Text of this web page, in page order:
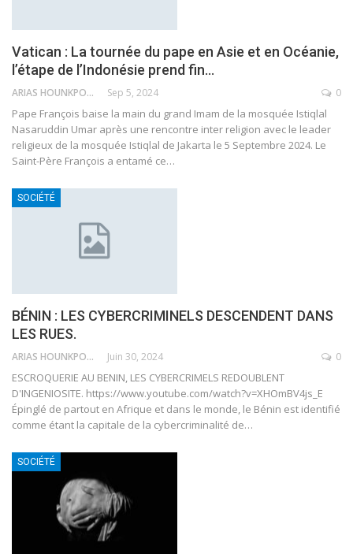
Vatican : La tournée du pape en Asie et en Océanie,
l’étape de l’Indonésie prend fin…
ARIAS HOUNKPONOU Sep 5, 2024 0
Pape François baise la main du grand Imam de la mosquée Istiqlal
Nasaruddin Umar après une rencontre inter religion avec le leader
religieux de la mosquée Istiqlal de Jakarta le 5 Septembre 2024. Le
Saint-Père François a entamé ce…
SOCIÉTÉ
BÉNIN : LES CYBERCRIMINELS DESCENDENT DANS
LES RUES.
ARIAS HOUNKPONOU Juin 30, 2024 0
ESCROQUERIE AU BENIN, LES CYBERCRIMELS REDOUBLENT
D'INGENIOSITE. https://www.youtube.com/watch?v=XHOmBV4js_E
Épinglé de partout en Afrique et dans le monde, le Bénin est identifié
comme étant la capitale de la cybercriminalité de…
SOCIÉTÉ